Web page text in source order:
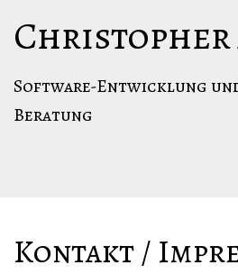
zum
Hauptinhalt
Software-Entwicklung
Beratung
Kontakt /